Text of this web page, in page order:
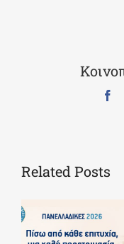
Related Posts